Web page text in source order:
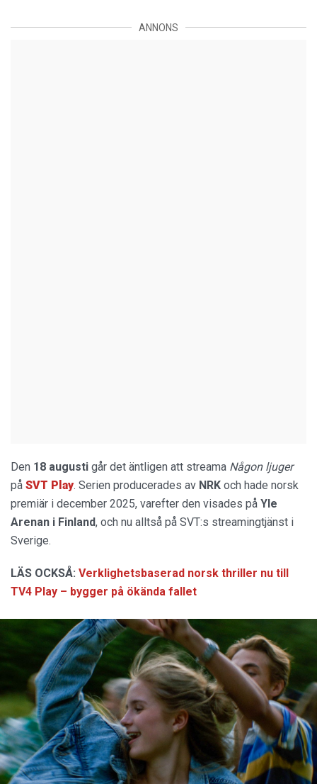
ANNONS
Den 18 augusti går det äntligen att streama Någon ljuger
på SVT Play. Serien producerades av NRK och hade norsk
premiär i december 2025, varefter den visades på Yle
Arenan i Finland, och nu alltså på SVT:s streamingtjänst i
Sverige.
LÄS OCKSÅ: Verklighetsbaserad norsk thriller nu till
TV4 Play – bygger på ökända fallet